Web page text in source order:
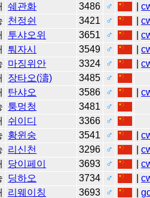
쉐관화 3486 ♂ |
천정쉰 3421 ♂ |
투샤오위 3651 ♂ |
퉈자시 3549 ♂ |
마징위안 3324 ♂ |
장타오(濤) 3485
♂
탄샤오 3586 ♂ |
퉁멍청 3481
♂
쉬이디 3366
♂
황윈숭 3541 ♂ |
리신천 3296 ♂ |
당이페이 3693 ♂ |
딩하오 3734 ♂ |
리웨이칭 3693 ♂ |